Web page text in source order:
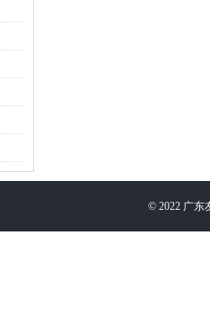
© 2022 广东